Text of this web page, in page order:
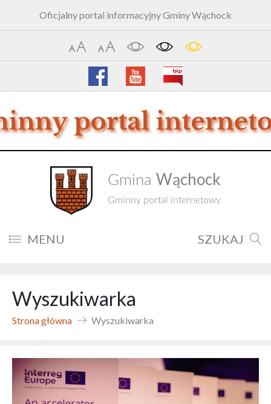
Oficjalny portal informacyjny Gminy Wąchock
Gmina Wąchock
Gminny portal internetowy
MENU SZUKAJ
Wyszukiwarka
Strona główna Wyszukiwarka